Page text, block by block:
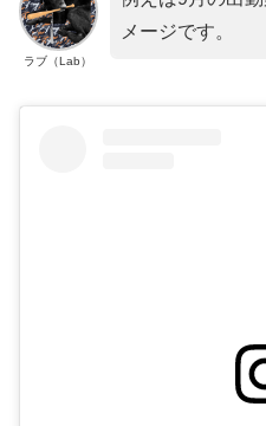
ラブ（Lab）
メージです。